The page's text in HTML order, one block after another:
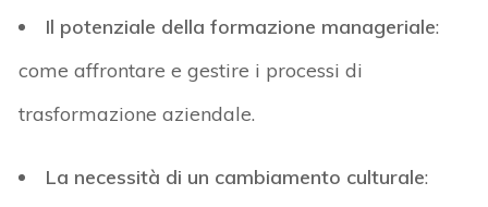
Il potenziale della formazione manageriale:
come affrontare e gestire i processi di
trasformazione aziendale.
La necessità di un cambiamento culturale: